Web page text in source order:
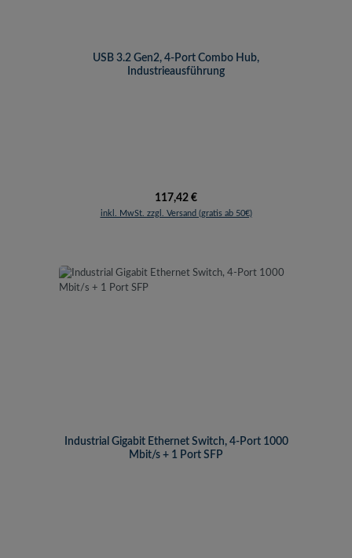
USB 3.2 Gen2, 4-Port Combo Hub,
Industrieausführung
Regulärer Preis:
117,42 €
inkl. MwSt. zzgl. Versand (gratis ab 50€)
Industrial Gigabit Ethernet Switch, 4-Port 1000
Mbit/s + 1 Port SFP